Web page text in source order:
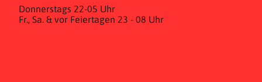
Donnerstags 22-05 Uhr
Fr., Sa. & vor Feiertagen 23 - 08 Uhr